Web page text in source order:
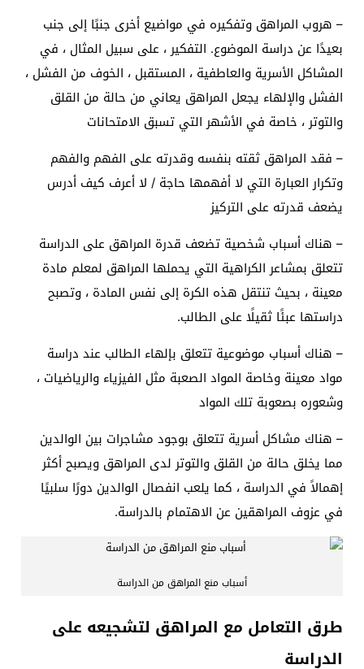
– هروب المراهق وتفكيره في مواضيع أخرى جنبًا إلى جنب
بعيدًا عن دراسة الموضوع. التفكير ، على سبيل المثال ، في
المشاكل الأسرية والعاطفية ، المستقبل ، الخوف من الفشل ،
الفشل والإلهاء يجعل المراهق يعاني من حالة من القلق
والتوتر ، خاصة في الأشهر التي تسبق الامتحانات
– فقد المراهق ثقته بنفسه وقدرته على الفهم والفهم
وتكرار العبارة التي لا أفهمها حاجة / لا أعرف كيف أدرس
يضعف قدرته على التركيز
– هناك أسباب شخصية تضعف قدرة المراهق على الدراسة
تتعلق بمشاعر الكراهية التي يحملها المراهق لمعلم مادة
معينة ، بحيث تنتقل هذه الكرة إلى نفس المادة ، وتصبح
دراستها عبئًا ثقيلًا على الطالب.
– هناك أسباب موضوعية تتعلق بإلهاء الطالب عند دراسة
مواد معينة وخاصة المواد الصعبة مثل الفيزياء والرياضيات ،
وشعوره بصعوبة تلك المواد
– هناك مشاكل أسرية تتعلق بوجود مشاجرات بين الوالدين
مما يخلق حالة من القلق والتوتر لدى المراهق ويصبح أكثر
إهمالاً في الدراسة ، كما يلعب انفصال الوالدين دورًا سلبيًا
في عزوف المراهقين عن الاهتمام بالدراسة.
أسباب منع المراهق من الدراسة
طرق التعامل مع المراهق لتشجيعه على
الدراسة